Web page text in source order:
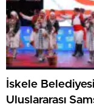
İskele
Uluslararası